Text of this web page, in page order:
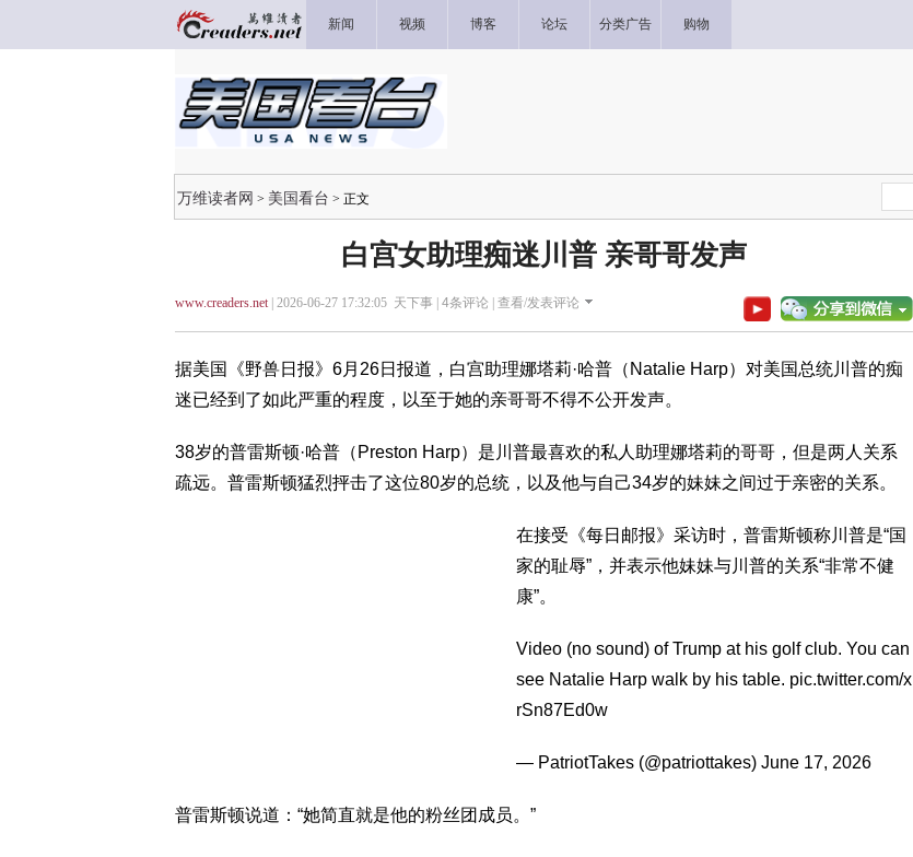
新闻 视频 博客 论坛 分类广告 购物
万维读者网 > 美国看台 > 正文
白宫女助理痴迷川普 亲哥哥发声
www.creaders.net| 2026-06-27 17:32:05 天下事 | 4条评论 | 查看/发表评论
据美国《野兽日报》6月26日报道，白宫助理娜塔莉·哈普（Natalie Harp）对美国总统川普的痴
迷已经到了如此严重的程度，以至于她的亲哥哥不得不公开发声。
38岁的普雷斯顿·哈普（Preston Harp）是川普最喜欢的私人助理娜塔莉的哥哥，但是两人关系
疏远。普雷斯顿猛烈抨击了这位80岁的总统，以及他与自己34岁的妹妹之间过于亲密的关系。
在接受《每日邮报》采访时，普雷斯顿称川普是“国
家的耻辱”，并表示他妹妹与川普的关系“非常不健
康”。
Video (no sound) of Trump at his golf club. You can
see Natalie Harp walk by his table. pic.twitter.com/x
rSn87Ed0w
— PatriotTakes (@patriottakes) June 17, 2026
普雷斯顿说道：“她简直就是他的粉丝团成员。”